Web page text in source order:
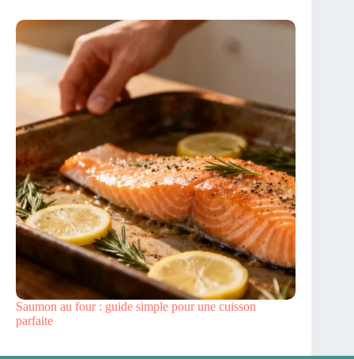
Saumon au four : guide simple pour une cuisson
parfaite